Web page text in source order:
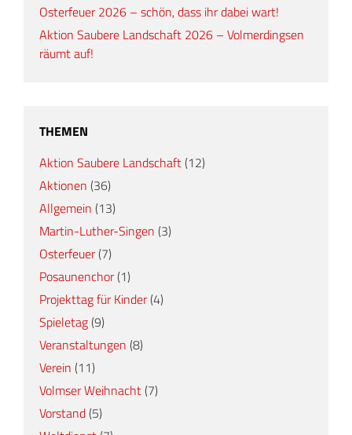
Osterfeuer 2026 – schön, dass ihr dabei wart!
Aktion Saubere Landschaft 2026 – Volmerdingsen
räumt auf!
THEMEN
Aktion Saubere Landschaft (12)
Aktionen (36)
Allgemein (13)
Martin-Luther-Singen (3)
Osterfeuer(7)
Posaunenchor(1)
Projekttag für Kinder(4)
Spieletag (9)
Veranstaltungen (8)
Verein (11)
Volmser Weihnacht (7)
Vorstand (5)